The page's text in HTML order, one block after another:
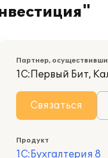
Партнер,
1С:Первый Бит,
Связаться
Продукт
1С:Бухгалтерия 8